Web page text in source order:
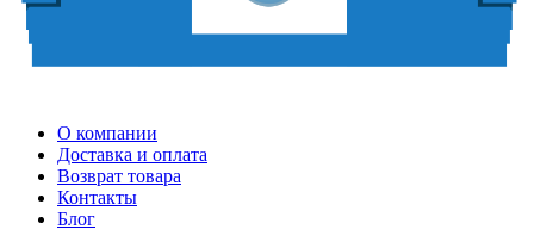
О компании
Доставка и оплата
Возврат товара
Контакты
Блог